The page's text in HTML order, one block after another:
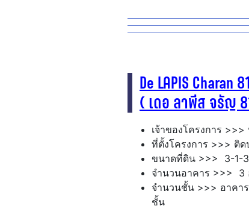
De LAPIS Charan 81
( เดอ ลาพีส จรัญ
เจ้าของโครงการ
ที่ตั้งโครงการ >>> ติ
ขนาดที่ดิน >>> 3-1-
จำนวนอาคาร >>> 3
จำนวนชั้น >>> อาคา
ชั้น